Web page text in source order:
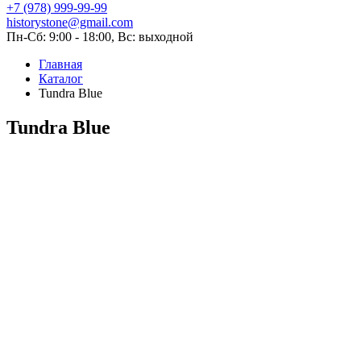
+7 (978) 999-99-99
historystone@gmail.com
Пн-Сб: 9:00 - 18:00, Вс: выходной
Главная
Каталог
Tundra Blue
Tundra Blue